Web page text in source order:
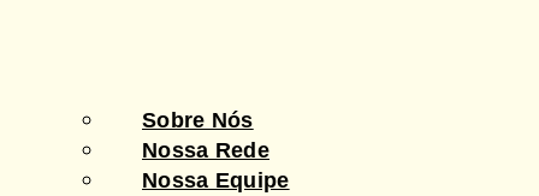
Sobre Nós
Nossa Rede
Nossa Equipe